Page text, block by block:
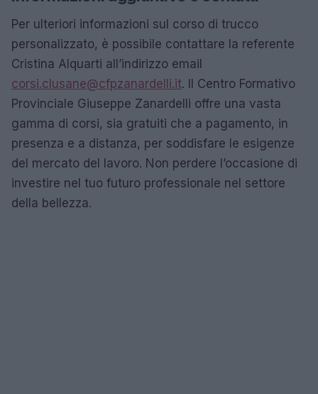
Per ulteriori informazioni sul corso di trucco
personalizzato, è possibile contattare la referente
Cristina Alquarti all’indirizzo email
corsi.clusane@cfpzanardelli.it. Il Centro Formativo
Provinciale Giuseppe Zanardelli offre una vasta
gamma di corsi, sia gratuiti che a pagamento, in
presenza e a distanza, per soddisfare le esigenze
del mercato del lavoro. Non perdere l’occasione di
investire nel tuo futuro professionale nel settore
della bellezza.